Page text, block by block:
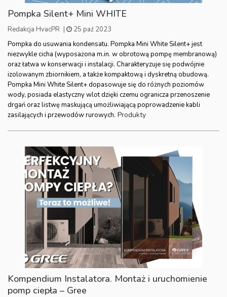
Pompka Silent+ Mini WHITE
Redakcja HvacPR |
25 paź 2023
Pompka do usuwania kondensatu. Pompka Mini White Silent+ jest
niezwykle cicha (wyposażona m.in. w obrotową pompę membranową)
oraz łatwa w konserwacji i instalacji. Charakteryzuje się podwójnie
izolowanym zbiornikiem, a także kompaktową i dyskretną obudową.
Pompka Mini White Silent+ dopasowuje się do różnych poziomów
wody, posiada elastyczny wlot dzięki czemu ogranicza przenoszenie
drgań oraz listwę maskującą umożliwiającą poprowadzenie kabli
zasilających i przewodów rurowych. Produkty
Kompendium Instalatora. Montaż i uruchomienie
pomp ciepła – Gree